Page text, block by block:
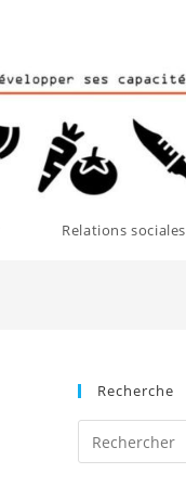
Relations sociales
Recherche